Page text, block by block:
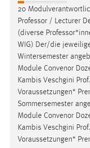
20
Professor / Lecturer
(diverse Professor
WIG) Der/die
Wintersemester
Module Convenor
Kambis Veschgini
Voraussetzungen*
Sommersemester
Module Convenor
Kambis Veschgini
Voraussetzungen*